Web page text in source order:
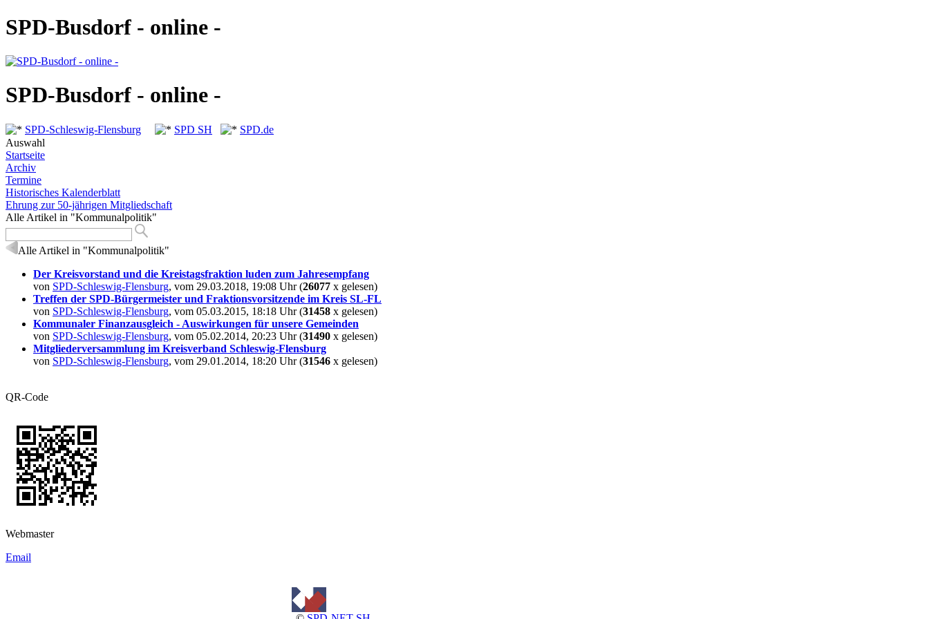
SPD-Busdorf - online -
SPD-Busdorf - online -
SPD-Schleswig-Flensburg SPD SH
SPD.de
Auswahl
Startseite
Archiv
Termine
Historisches Kalenderblatt
Ehrung zur 50-jährigen Mitgliedschaft
Alle Artikel in "Kommunalpolitik"
Alle Artikel in "Kommunalpolitik"
Der Kreisvorstand und die Kreistagsfraktion luden zum Jahresempfang
von SPD-Schleswig-Flensburg, vom 29.03.2018, 19:08 Uhr (26077 x gelesen)
Treffen der SPD-Bürgermeister und Fraktionsvorsitzende im Kreis SL-FL
von SPD-Schleswig-Flensburg, vom 05.03.2015, 18:18 Uhr (31458 x gelesen)
Kommunaler Finanzausgleich - Auswirkungen für unsere Gemeinden
von SPD-Schleswig-Flensburg, vom 05.02.2014, 20:23 Uhr (31490 x gelesen)
Mitgliederversammlung im Kreisverband Schleswig-Flensburg
von SPD-Schleswig-Flensburg, vom 29.01.2014, 18:20 Uhr (31546 x gelesen)
QR-Code
Webmaster
Email